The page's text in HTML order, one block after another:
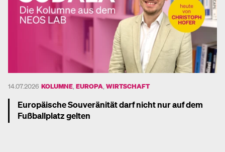
14.07.2026 KOLUMNE EUROPA WIRTSCHAFT
Europäische Souveränität darf nicht nur auf dem
Fußballplatz gelten